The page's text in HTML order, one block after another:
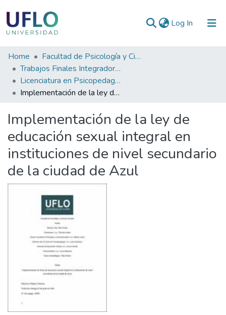
Log In (current)
Communities
&
Collections
Statistics
Home
Facultad de Psicología y Ciencias Sociales
Trabajos Finales Integradores (TFI) de Grado
Licenciatura en Psicopedagogía
Implementación de la ley de educación sexual integral en instituciones de nivel secundario de la ciudad de Azul
Implementación de la ley de
educación sexual integral en
instituciones de nivel secundario
de la ciudad de Azul